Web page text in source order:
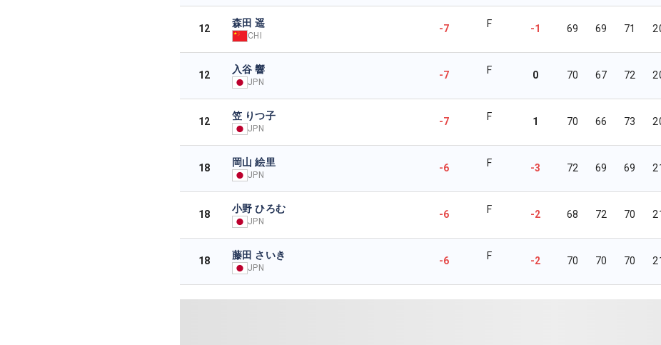
12 森田 遥
CHI
-7 F -1 69 69 71
12 入谷 響
JPN
-7 F 0 70 67 72
12 笠 りつ子
JPN
-7 F 1 70 66 73
18 岡山 絵里
JPN
-6 F -3 72 69 69
18 小野 ひろむ
JPN
-6 F -2 68 72 70
18 藤田 さいき
JPN
-6 F -2 70 70 70